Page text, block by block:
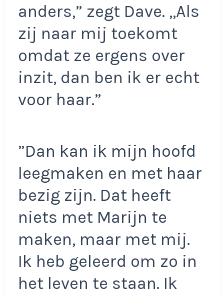
anders,” zegt Dave. ,,Als
zij naar mij toekomt
omdat ze ergens over
inzit, dan ben ik er echt
voor haar.”
”Dan kan ik mijn hoofd
leegmaken en met haar
bezig zijn. Dat heeft
niets met Marijn te
maken, maar met mij.
Ik heb geleerd om zo in
het leven te staan. Ik